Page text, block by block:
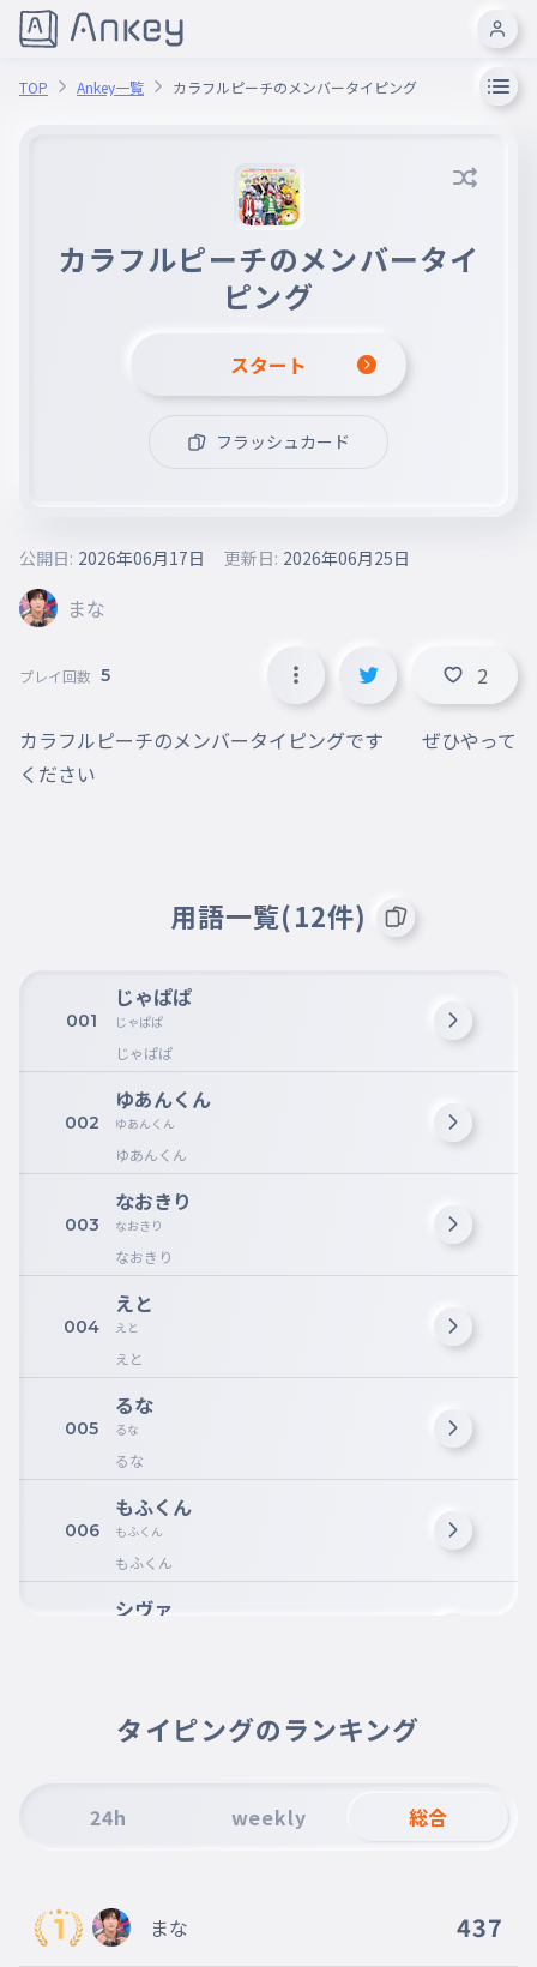
TOP Ankey一覧 カラフルピーチのメンバータイピング
カラフルピーチのメンバータイ
ピング
スタート
フラッシュカード
まな
公開日: 2026年06月17日 更新日: 2026年06月25日
プレイ回数 5 2
カラフルピーチのメンバータイピングです　　ぜひやって
ください
用語一覧(12件)
001
じゃぱぱ
じゃぱぱ
じゃぱぱ
002
ゆあんくん
ゆあんくん
ゆあんくん
003
なおきり
なおきり
なおきり
004
えと
えと
えと
005
るな
るな
るな
006
もふくん
もふくん
もふくん
シヴァ
うり
たっつん
010
どぬく
どぬく
タイピングのランキング
24h weekly 総合
まな 437